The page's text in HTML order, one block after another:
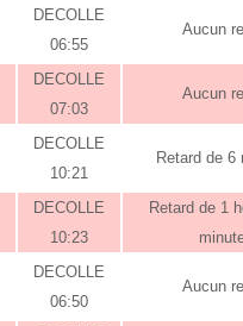
DECOLLE
06:55
Aucun
DECOLLE
07:03
Aucun
DECOLLE
10:21
Retard de 6
DECOLLE
10:23
Retard de 1
DECOLLE
06:50
Aucun